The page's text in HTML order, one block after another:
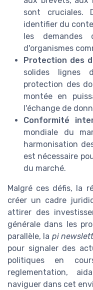
sont cruciales.
identifier du
les demandes
d'organismes
Protection des
solides lignes
protection des
montée en
l'échange de
Conformité
mondiale du
harmonisation
est nécessaire
du marché.
Malgré ces défis, la
créer un cadre
attirer des
générale dans les
parallèle, la pi
pour signaler des
politiques en
reglementation,
naviguer dans cet